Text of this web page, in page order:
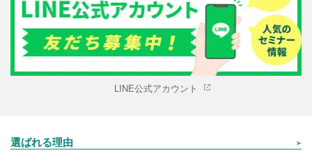
LINE公式アカウント
選ばれる理由